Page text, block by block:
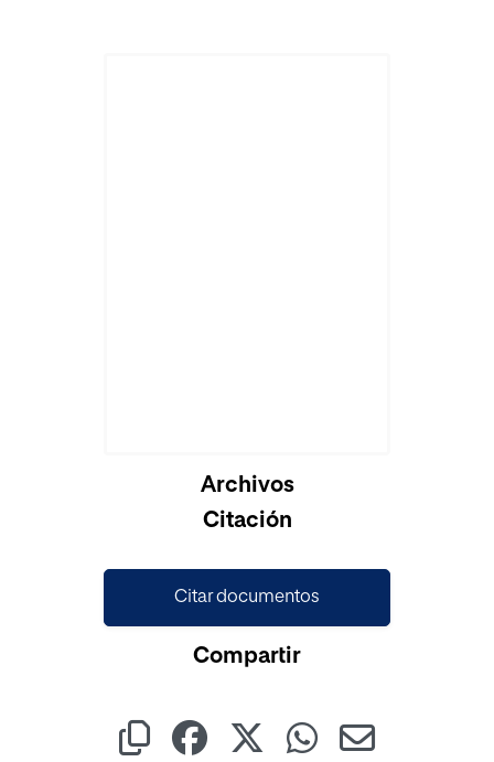
Archivos
Citación
Citar documentos
Compartir